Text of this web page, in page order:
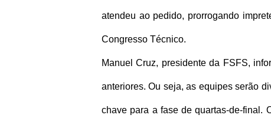
atendeu ao pedido, prorrogando
Congresso Técnico.
Manuel Cruz, presidente da FSFS,
anteriores. Ou seja, as equipes serão
chave para a fase de quartas-de-final.